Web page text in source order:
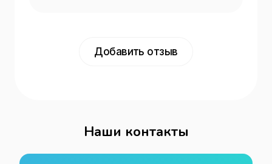
Добавить отзыв
Наши контакты